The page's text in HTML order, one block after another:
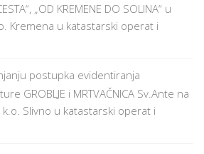
„OD KREMENE DO SOLINA“ u
Kremena u katastarski operat i
postupka evidentiranja
GROBLJE i MRTVAČNICA Sv.Ante na
Slivno u katastarski operat i